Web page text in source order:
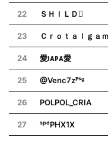
22 ＳＨＩＬＤ
23 Ｃｒｏｔａｌㅤｇａ
24 愛ㅤᴊᴀᴘᴀㅤ愛
25 @Venc7zㅤᴾˢᶢ
26 POLPOL_CRIA
27 ˢᵖᵈㅤPHX1X